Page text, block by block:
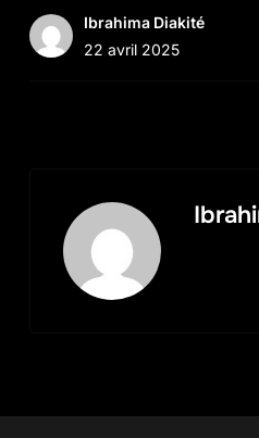
Ibrahima Diakité
22 avril 2025